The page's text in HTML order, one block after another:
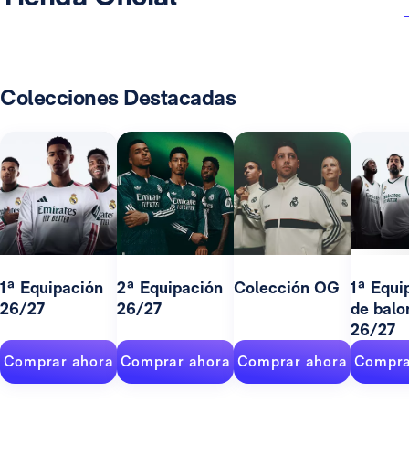
Colecciones Destacadas
1ª Equipación
26/27
Comprar ahora
2ª Equipación
26/27
Comprar ahora
Colección OG
Comprar ahora
1ª
de
26/27